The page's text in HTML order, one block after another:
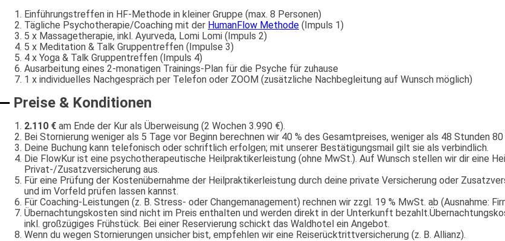
Einführungstreffen in HF-Methode in kleiner Gruppe (max. 8 Personen)
Tägliche Psychotherapie/Coaching mit der HumanFlow Methode (Impuls 1)
5 x Massagetherapie, inkl. Ayurveda, Lomi Lomi (Impuls 2)
5 x Meditation & Talk Gruppentreffen (Impulse 3)
4 x Yoga & Talk Gruppentreffen (Impuls 4)
Ausarbeitung eines 2-monatigen Trainings-Plan für die Psyche für zuhause
1 x individuelles Nachgespräch per Telefon oder ZOOM (zusätzliche Nachbegleitung auf Wunsch möglich)
Preise & Konditionen
2.110 € am Ende der Kur als Überweisung (2 Wochen 3.990 €).
Bei Stornierung weniger als 5 Tage vor Beginn berechnen wir 40 % des Gesamtpreises, weniger als 48 Stunden
Deine Buchung kann telefonisch oder schriftlich erfolgen; mit unserer Bestätigungsmail gilt sie als verbindlich.
Die FlowKur ist eine psychotherapeutische Heilpraktikerleistung (ohne MwSt.). Auf Wunsch stellen wir dir eine
Privat-/Zusatzversicherung aus.
Für eine Prüfung der Kostenübernahme der Heilpraktikerleistung durch deine private Versicherung oder
und im Vorfeld prüfen lassen kannst.
Für Coaching-Leistungen (z. B. Stress- oder Changemanagement) rechnen wir zzgl. 19 % MwSt. ab (Ausnahme:
Übernachtungskosten sind nicht im Preis enthalten und werden direkt in der Unterkunft
inkl. großzügiges Frühstück. Bei einer Reservierung schickt das Waldhotel ein Angebot.
Wenn du wegen Stornierungen unsicher bist, empfehlen wir eine Reiserücktrittversicherung (z. B. Allianz).